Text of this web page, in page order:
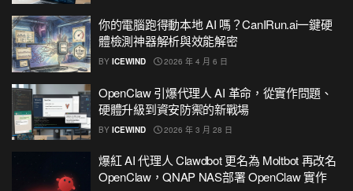
你的電腦跑得動本地 AI 嗎？CanIRun.ai一鍵硬
體檢測神器解析與效能解密
BY ICEWIND 2026 年 4 月 6 日
OpenClaw 引爆代理人 AI 革命，從實作問題、
硬體升級到資安防禦的新戰場
BY ICEWIND 2026 年 3 月 28 日
爆紅 AI 代理人 Clawdbot 更名為 Moltbot 再改名
OpenClaw，QNAP NAS部署 OpenClaw 實作